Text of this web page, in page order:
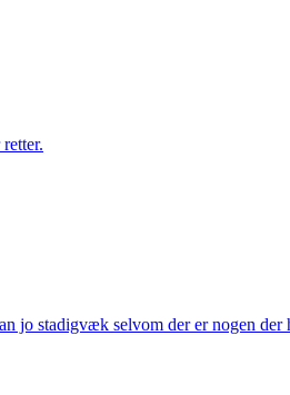
jo stadigvæk selvom der er nogen